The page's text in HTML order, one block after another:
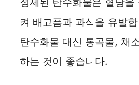
정제된 탄수화물은 혈당을
켜 배고픔과 과식을 유발
탄수화물 대신 통곡물, 채
하는 것이 좋습니다.